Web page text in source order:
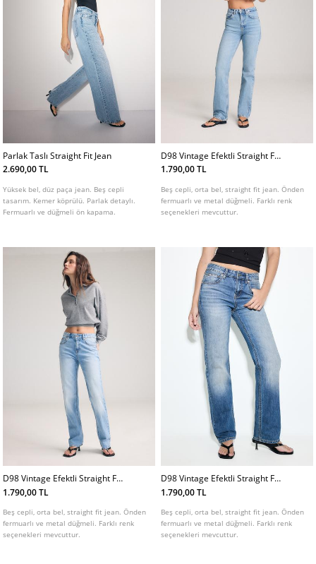
Parlak Taslı Straight Fit Jean
2.690,00 TL
Yüksek bel, düz paça jean. Beş cepli
tasarım. Kemer köprülü. Parlak detaylı.
Fermuarlı ve düğmeli ön kapama.
D98 Vintage Efektli Straight Fit
Jean
1.790,00 TL
Beş cepli, orta bel, straight fit jean. Önden
fermuarlı ve metal düğmeli. Farklı renk
seçenekleri mevcuttur.
D98 Vintage Efektli Straight Fit
Jean L01499499
1.790,00 TL
Beş cepli, orta bel, straight fit jean. Önden
fermuarlı ve metal düğmeli. Farklı renk
seçenekleri mevcuttur.
D98 Vintage Efektli Straight Fit
Jean L01499499
1.790,00 TL
Beş cepli, orta bel, straight fit jean. Önden
fermuarlı ve metal düğmeli. Farklı renk
seçenekleri mevcuttur.